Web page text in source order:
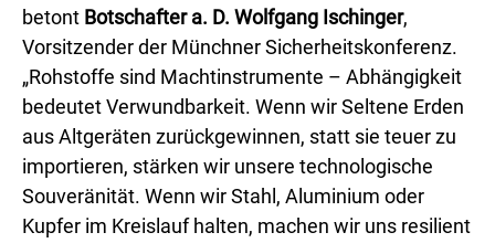
betont Botschafter a. D. Wolfgang Ischinger,
Vorsitzender der Münchner Sicherheitskonferenz.
„Rohstoffe sind Machtinstrumente – Abhängigkeit
bedeutet Verwundbarkeit. Wenn wir Seltene Erden
aus Altgeräten zurückgewinnen, statt sie teuer zu
importieren, stärken wir unsere technologische
Souveränität. Wenn wir Stahl, Aluminium oder
Kupfer im Kreislauf halten, machen wir uns resilient